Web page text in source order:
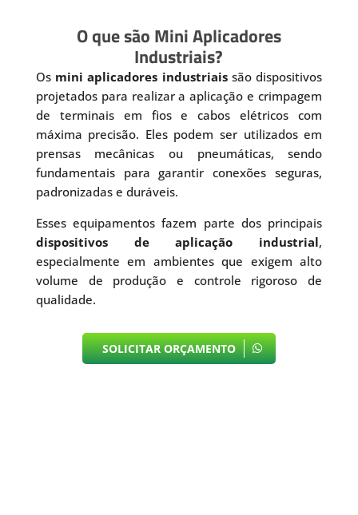
O que são Mini Aplicadores
Industriais?
Os mini aplicadores industriaissão dispositivos
projetados para realizar a aplicação e crimpagem
de terminais em fios e cabos elétricos com
máxima precisão. Eles podem ser utilizados em
prensas mecânicas ou pneumáticas, sendo
fundamentais para garantir conexões seguras,
padronizadas e duráveis.
Esses equipamentos fazem parte dos principais
dispositivos de aplicação industrial,
especialmente em ambientes que exigem alto
volume de produção e controle rigoroso de
qualidade.
SOLICITAR ORÇAMENTO